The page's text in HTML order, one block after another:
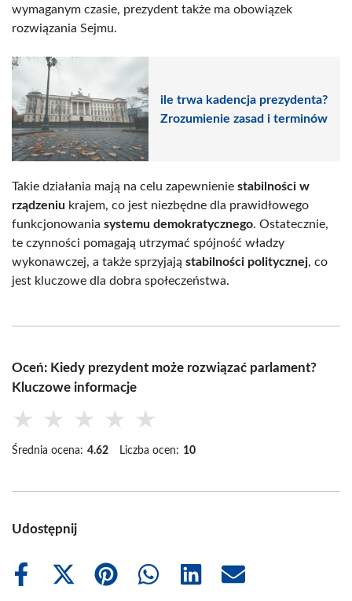
wymaganym czasie, prezydent także ma obowiązek
rozwiązania Sejmu.
ile trwa kadencja prezydenta?
Zrozumienie zasad i terminów
Takie działania mają na celu zapewnienie stabilności w
rządzeniu krajem, co jest niezbędne dla prawidłowego
funkcjonowania systemu demokratycznego. Ostatecznie,
te czynności pomagają utrzymać spójność władzy
wykonawczej, a także sprzyjają stabilności politycznej, co
jest kluczowe dla dobra społeczeństwa.
Oceń: Kiedy prezydent może rozwiązać parlament?
Kluczowe informacje
★ ★ ★ ★ ★
Średnia ocena: 4.62 Liczba ocen: 10
Udostępnij
Share
Share
Share
Share
Share
Share